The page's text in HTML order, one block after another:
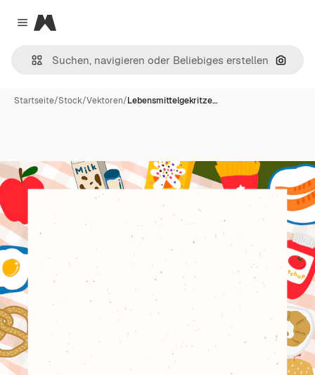
Close menu
Magnific
Nach
Startseite/Stock/Vektoren/Lebensmittelgekritze…